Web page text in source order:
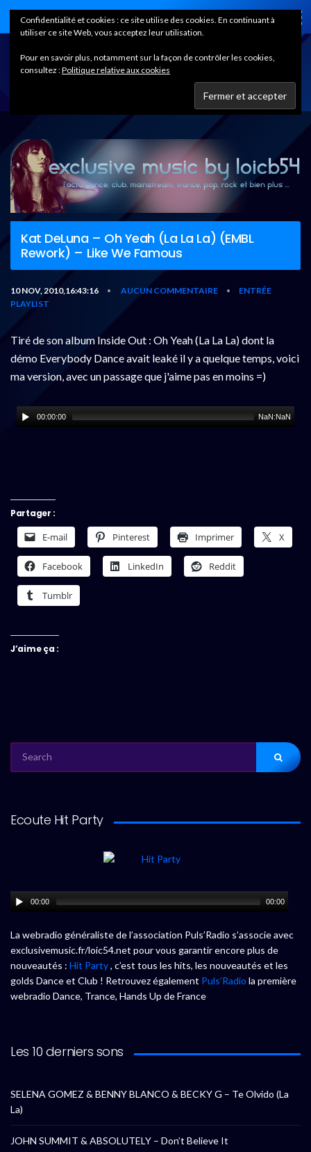
Home
Kat DeLuna – Oh Yeah (La La La) (EMBL
Rework) – Like We Famous
10 NOV, 2010,16:43:16 • AUCUN COMMENTAIRE •
ENTRÉE
PLAYLIST
Tiré de son album Inside Out : Oh Yeah (La La La) dont la
démo Everybody Dance avait leaké il y a quelque temps, voici
ma version, avec un passage que j'aime pas en moins =)
00:00:00 NaN:NaN
Partager :
E-mail Pinterest Imprimer X
Facebook LinkedIn Reddit
Tumblr
J’aime ça :
FOR:
Ecoute Hit Party
00:00 00:00
La webradio généraliste de l’association Puls’Radio s’associe avec
exclusivemusic.fr/loic54.net pour vous garantir encore plus de
nouveautés : Hit Party, c’est tous les hits, les nouveautés et les
golds Dance et Club ! Retrouvez également Puls’Radio la première
webradio Dance, Trance, Hands Up de France
Les 10 derniers sons
SELENA GOMEZ & BENNY BLANCO & BECKY G – Te Olvido (La
La)
JOHN SUMMIT & ABSOLUTELY – Don’t Believe It
Confidentialité et cookies : ce site utilise des cookies. En continuant à
utiliser ce site Web, vous acceptez leur utilisation.
Pour en savoir plus, notamment sur la façon de contrôler les cookies,
consultez :Politique relative aux cookies